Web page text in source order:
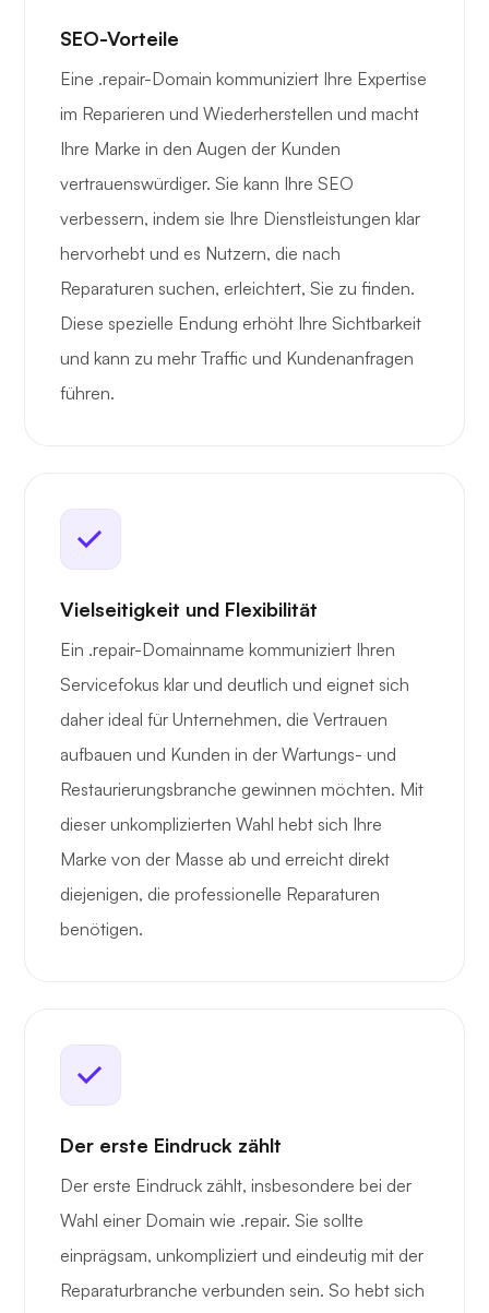
SEO-Vorteile
Eine .repair-Domain kommuniziert Ihre Expertise
im Reparieren und Wiederherstellen und macht
Ihre Marke in den Augen der Kunden
vertrauenswürdiger. Sie kann Ihre SEO
verbessern, indem sie Ihre Dienstleistungen klar
hervorhebt und es Nutzern, die nach
Reparaturen suchen, erleichtert, Sie zu finden.
Diese spezielle Endung erhöht Ihre Sichtbarkeit
und kann zu mehr Traffic und Kundenanfragen
führen.
Vielseitigkeit und Flexibilität
Ein .repair-Domainname kommuniziert Ihren
Servicefokus klar und deutlich und eignet sich
daher ideal für Unternehmen, die Vertrauen
aufbauen und Kunden in der Wartungs- und
Restaurierungsbranche gewinnen möchten. Mit
dieser unkomplizierten Wahl hebt sich Ihre
Marke von der Masse ab und erreicht direkt
diejenigen, die professionelle Reparaturen
benötigen.
Der erste Eindruck zählt
Der erste Eindruck zählt, insbesondere bei der
Wahl einer Domain wie .repair. Sie sollte
einprägsam, unkompliziert und eindeutig mit der
Reparaturbranche verbunden sein. So hebt sich